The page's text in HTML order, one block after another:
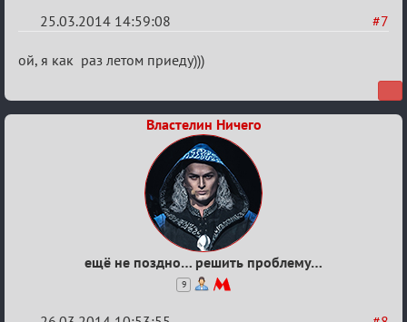
#7
25.03.2014 14:59:08
Re:
лет
ой, я как раз летом приеду)))
Властелин Ничего
ещё не поздно… решить проблему…
9